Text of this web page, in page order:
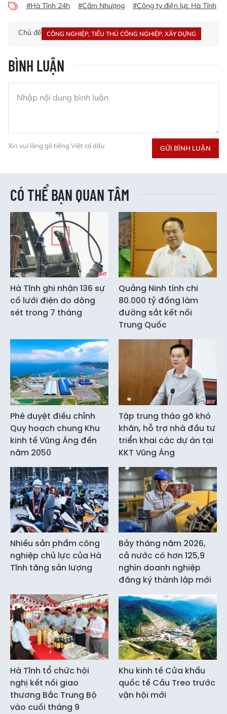
#Hà Tĩnh 24h #Cẩm Nhượng #Công ty điện lực Hà Tĩnh
Chủ đề CÔNG NGHIỆP, TIỂU THỦ CÔNG NGHIỆP, XÂY DỰNG
BÌNH LUẬN
Xin vui lòng gõ tiếng Việt có dấu GỬI BÌNH LUẬN
CÓ THỂ BẠN QUAN TÂM
Hà Tĩnh ghi nhận 136 sự
cố lưới điện do dông
sét trong 7 tháng
Quảng Ninh tính chi
80.000 tỷ đồng làm
đường sắt kết nối
Trung Quốc
Phê duyệt điều chỉnh
Quy hoạch chung Khu
kinh tế Vũng Áng đến
năm 2050
Tập trung tháo gỡ khó
khăn, hỗ trợ nhà đầu tư
triển khai các dự án tại
KKT Vũng Áng
Nhiều sản phẩm công
nghiệp chủ lực của Hà
Tĩnh tăng sản lượng
Bảy tháng năm 2026,
cả nước có hơn 125,9
nghìn doanh nghiệp
đăng ký thành lập mới
Hà Tĩnh tổ chức hội
nghị kết nối giao
thương Bắc Trung Bộ
vào cuối tháng 9
Khu kinh tế Cửa khẩu
quốc tế Cầu Treo trước
vận hội mới